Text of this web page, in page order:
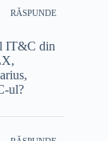
RĂSPUNDE
IT&C din
ul?